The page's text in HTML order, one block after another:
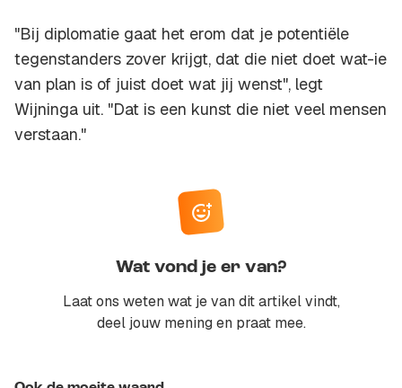
"Bij diplomatie gaat het erom dat je potentiële
tegenstanders zover krijgt, dat die niet doet wat-ie
van plan is of juist doet wat jij wenst", legt
Wijninga uit. "Dat is een kunst die niet veel mensen
verstaan."
Wat vond je er van?
Laat ons weten wat je van dit artikel vindt,
deel jouw mening en praat mee.